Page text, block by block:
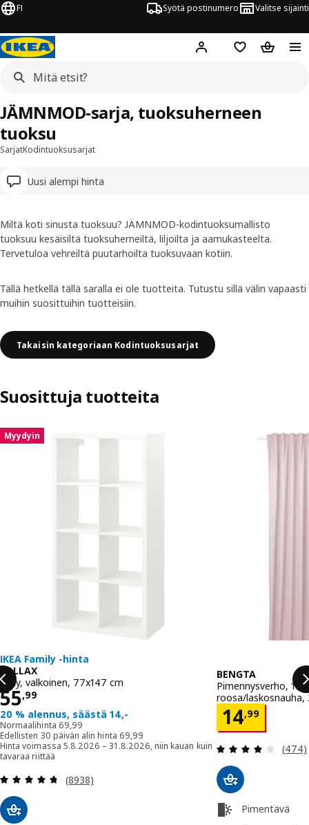
FI Syötä postinumero Valitse sijainti
Hej! Kirjaudu sisään
Suosikit
SarjatKodintuoksusarjat
Uusi alempi hinta
JÄMNMOD-sarja, tuoksuherneen
tuoksu
Miltä koti sinusta tuoksuu? JÄMNMOD-kodintuoksumallisto
tuoksuu kesäisiltä tuoksuherneiltä, liljoilta ja aamukasteelta.
Tervetuloa vehreiltä puutarhoilta tuoksuvaan kotiin.
Tällä hetkellä tällä saralla ei ole tuotteita. Tutustu sillä välin vapaasti
muihin suosittuihin tuotteisiin.
Takaisin kategoriaan Kodintuoksusarjat
Suosittuja tuotteita
Ohita listaus
Myydyin
IKEA Family -hinta
KALLAX
Hylly, valkoinen, 77x147 cm
55,99
Hinta 55,99
20 % alennus, säästä 14,-
Normaalihinta 69,99
Normaalihinta 69,99
Edellisten 30 päivän alin hinta 69,99
Edellisten 30 päivän alin hinta 69,99
Hinta voimassa 5.8.2026 – 31.8.2026, niin kauan kuin
tavaraa riittää
Arvio: 4.7 / 5 tähteä. Arvostelut yhteensä:
(8938)
BENGTA
Pimennysverho, 1
roosa/laskosnauha,
14,99
Hinta
(474)
Pimentävä